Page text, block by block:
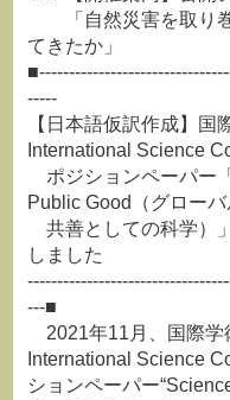
「自然災害を取り巻
てきたか」
-----
【日本語仮訳作成】国
International Science
ポジションペーパー
Public Good（グロー
共善としての科学）
しました
---■
2021年11月、国際学
International Science
ションペーパー